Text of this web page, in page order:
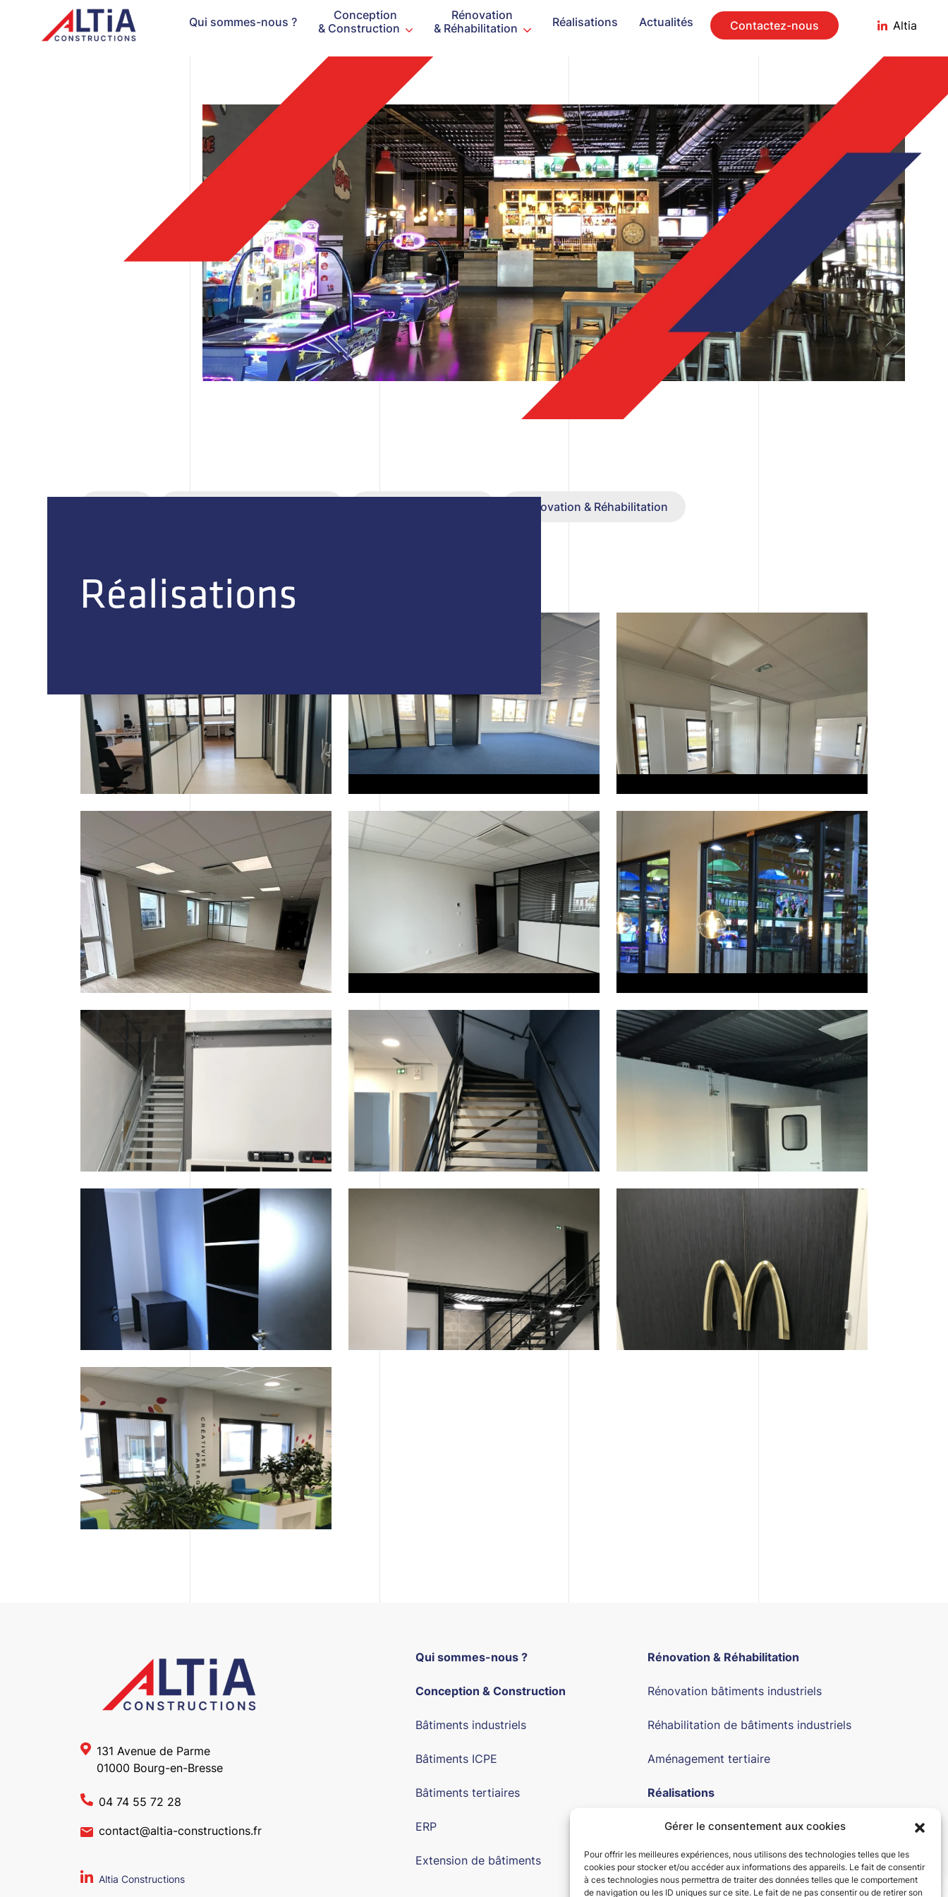
Gérer le consentement aux cookies
Pour offrir les meilleures expériences, nous utilisons des technologies telles que les
cookies pour stocker et/ou accéder aux informations des appareils. Le fait de consentir
à ces technologies nous permettra de traiter des données telles que le comportement
de navigation ou les ID uniques sur ce site. Le fait de ne pas consentir ou de retirer son
Qui sommes-nous ?
Conception
& Construction
Rénovation
& Réhabilitation
Réalisations Actualités Contactez-nous Altia
Réalisations
Rénovation & Réhabilitation
131 Avenue de Parme
01000 Bourg-en-Bresse
04 74 55 72 28
contact@altia-constructions.fr
Altia Constructions
Qui sommes-nous ?
Conception & Construction
Bâtiments industriels
Bâtiments ICPE
Bâtiments tertiaires
ERP
Extension de bâtiments
Rénovation & Réhabilitation
Rénovation bâtiments industriels
Réhabilitation de bâtiments industriels
Aménagement tertiaire
Réalisations
Actualités
Contact